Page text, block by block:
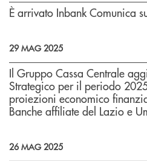
È arrivato Inbank Comunica
29 MAG 2025
Il Gruppo Cassa Centrale
Strategico per il periodo
proiezioni economico
Banche affiliate del Lazio e
26 MAG 2025